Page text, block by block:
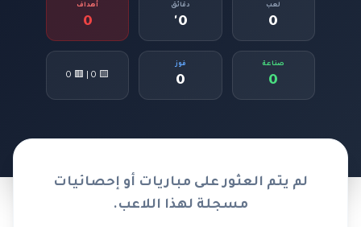
لعب
0
دقائق
0'
أهداف
0
صناعة
0
فوز
0
🟨 0 | 🟥 0
لم يتم العثور على مباريات أو إحصائيات
مسجلة لهذا اللاعب.